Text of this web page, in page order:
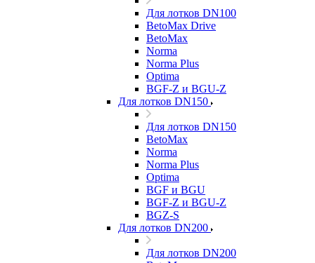
Для лотков DN100
BetoMax Drive
BetoMax
Norma
Norma Plus
Optima
BGF-Z и BGU-Z
Для лотков DN150
Для лотков DN150
BetoMax
Norma
Norma Plus
Optima
BGF и BGU
BGF-Z и BGU-Z
BGZ-S
Для лотков DN200
Для лотков DN200